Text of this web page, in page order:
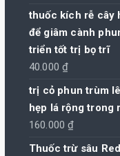
thuốc kích rễ cây
để giâm cành
triển tốt trị bọ trĩ
40.000₫
trị cỏ phun trùm
hẹp lá rộng trong
160.000₫
Thuốc trừ sâu